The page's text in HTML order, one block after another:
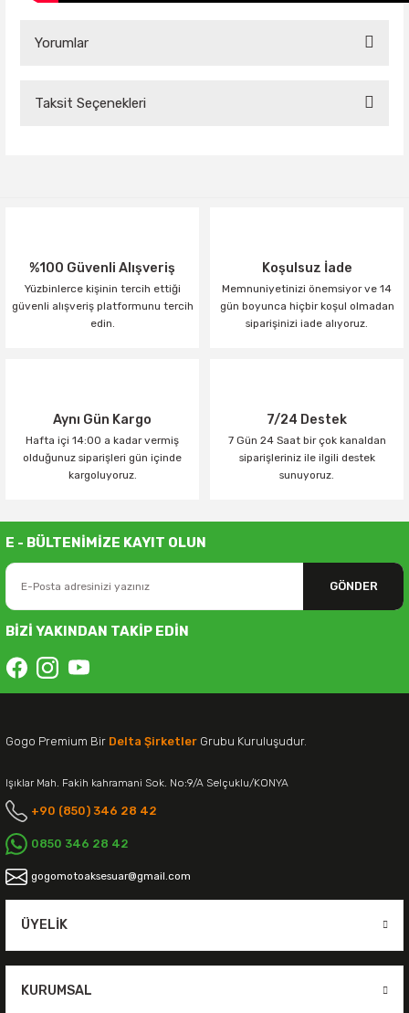
Yorumlar
Taksit Seçenekleri
%100 Güvenli Alışveriş
Yüzbinlerce kişinin tercih ettiği
güvenli alışveriş platformunu tercih
edin.
Koşulsuz İade
Memnuniyetinizi önemsiyor ve 14
gün boyunca hiçbir koşul olmadan
siparişinizi iade alıyoruz.
Aynı Gün Kargo
Hafta içi 14:00 a kadar vermiş
olduğunuz siparişleri gün içinde
kargoluyoruz.
7/24 Destek
7 Gün 24 Saat bir çok kanaldan
siparişleriniz ile ilgili destek
sunuyoruz.
E - BÜLTENİMİZE KAYIT OLUN
GÖNDER
BİZİ YAKINDAN TAKİP EDİN
Gogo Premium Bir Delta Şirketler Grubu Kuruluşudur.
Işıklar Mah. Fakih kahramani Sok. No:9/A Selçuklu/KONYA
+90 (850) 346 28 42
0850 346 28 42
gogomotoaksesuar@gmail.com
ÜYELIK
KURUMSAL